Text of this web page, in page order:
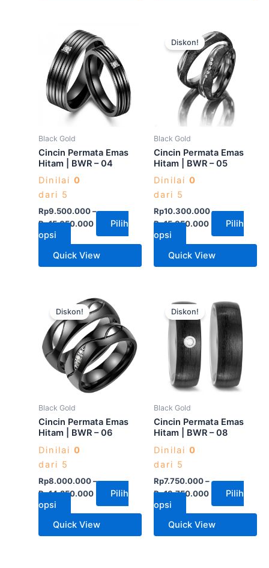
Black Gold
Cincin Permata Emas
Hitam | BWR – 04
Dinilai 0
dari 5
Rp9.500.000–
Rp15.050.000
Pilih
opsi
Produk
ini
memiliki
beberapa
varian.
Pilihan
ini
di
halaman
Quick View
Diskon!
Black Gold
Cincin Permata Emas
Hitam | BWR – 05
Dinilai 0
dari 5
Rp10.300.000–
Rp15.850.000
Pilih
opsi
Produk
ini
memiliki
beberapa
varian.
Pilihan
ini
di
halaman
Quick View
Diskon!
Black Gold
Cincin Permata Emas
Hitam | BWR – 06
Dinilai 0
dari 5
Rp8.000.000–
Rp14.250.000
Pilih
opsi
Produk
ini
memiliki
beberapa
varian.
Pilihan
ini
di
Quick View
Diskon!
Black Gold
Cincin Permata Emas
Hitam | BWR – 08
Dinilai 0
dari 5
Rp7.750.000–
Rp13.750.000
Pilih
opsi
Produk
ini
memiliki
beberapa
varian.
Pilihan
ini
di
Quick View